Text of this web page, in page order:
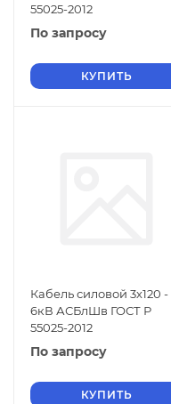
55025-2012
По запросу
КУПИТЬ
Кабель силовой 3х120 -
6кВ АСБлШв ГОСТ Р
55025-2012
По запросу
КУПИТЬ